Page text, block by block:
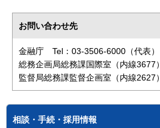
お問い合わせ先
金融庁 Tel：03-3506-6000（代表）
総務企画局総務課国際室（内線3677）
監督局総務課監督企画室（内線2627）
相談・手続・採用情報